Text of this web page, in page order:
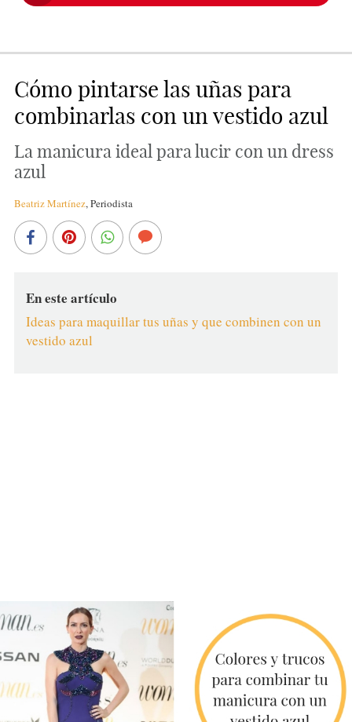
Cómo pintarse las uñas para
combinarlas con un vestido azul
La manicura ideal para lucir con un dress
azul
Beatriz Martínez,Periodista
En este artículo
Ideas para maquillar tus uñas y que combinen con un
vestido azul